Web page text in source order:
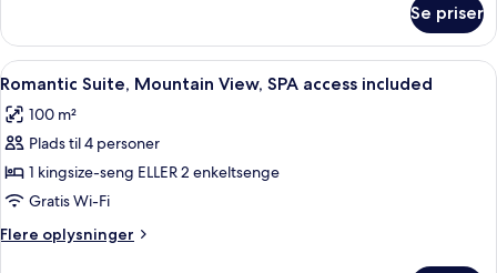
View,SPA
access
included
Penthouse,
Hot
Tub,
View,SPA
access
Se priser
Indlæs
alle
billeder
af
Romantic
Suite,
Mountain
View,
Romantic Suite, Mountain View,
6
Romantic Suite, Mountain View, SPA access included
100 m²
Plads til 4 personer
1 kingsize-seng ELLER 2 enkeltsenge
Gratis Wi-Fi
Flere oplysninger
Flere